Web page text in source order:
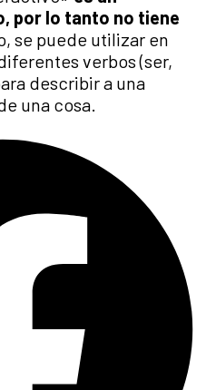
por lo tanto no tiene
se puede utilizar en
verbos (ser,
describir a una
una cosa.